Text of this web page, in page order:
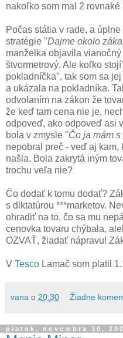
nakoľko som mal 2 rovnaké
Počas státia v rade, a
stratégie "Dajme okolo
manželka objavila
štvormetrový. Ale koľko
pokladníčka", tak som sa
a ukázala na pokladníka.
odvolaním na zákon že
že keď tam cena nie je,
odpoveď, ako odpoveď asi
bola v zmysle "Čo ja mám s
nepobral preč - veď aj kam,
našla. Bola zakrytá iným
trochu veľa nie?
Čo dodať k tomu dodať?
s diktatúrou ***marketov.
ohradiť na to, čo sa mu
cenovka tovaru chýbala,
OZVAŤ, žiadať nápravu!
V Tesco Lamač som platil
vana o 20:30 Žiadne
piatok, novembra 30,